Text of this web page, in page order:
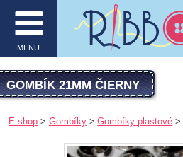
VYHĽADÁVANIE
MENU
O firme
MENU
GOMBÍK 21MM ČIERNY
E-shop Gombíky Gombíky plastové